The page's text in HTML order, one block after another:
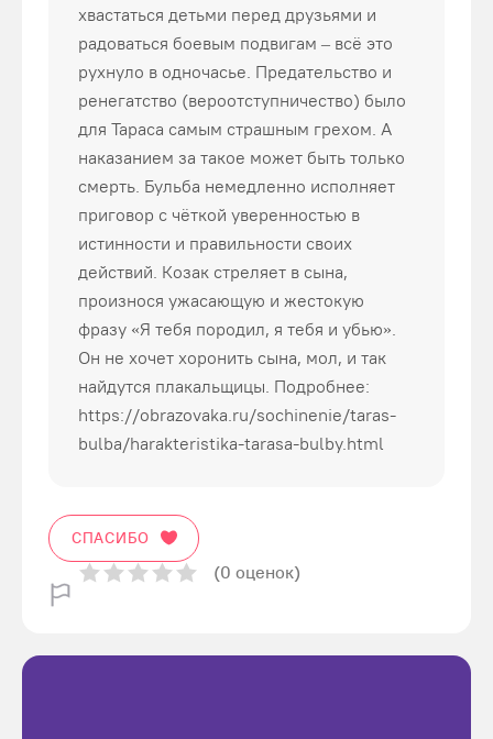
хвастаться детьми перед друзьями и
радоваться боевым подвигам – всё это
рухнуло в одночасье. Предательство и
ренегатство (вероотступничество) было
для Тараса самым страшным грехом. А
наказанием за такое может быть только
смерть. Бульба немедленно исполняет
приговор с чёткой уверенностью в
истинности и правильности своих
действий. Козак стреляет в сына,
произнося ужасающую и жестокую
фразу «Я тебя породил, я тебя и убью».
Он не хочет хоронить сына, мол, и так
найдутся плакальщицы. Подробнее:
https://obrazovaka.ru/sochinenie/taras-
bulba/harakteristika-tarasa-bulby.html
СПАСИБО
(0 оценок)